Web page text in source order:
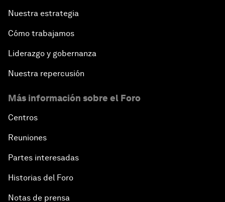
Nuestra estrategia
Cómo trabajamos
Liderazgo y gobernanza
Nuestra repercusión
Más información sobre el Foro
Centros
Reuniones
Partes interesadas
Historias del Foro
Notas de prensa